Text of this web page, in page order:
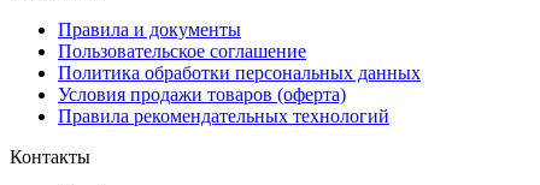
Правила и документы
Пользовательское соглашение
Политика обработки персональных данных
Условия продажи товаров (оферта)
Правила рекомендательных технологий
Контакты